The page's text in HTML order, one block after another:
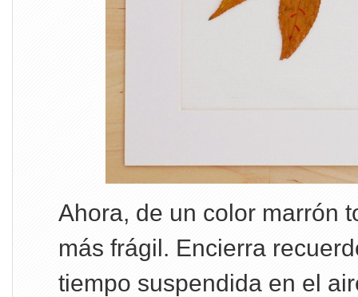
Ahora, de un color marrón
más frágil. Encierra
tiempo suspendida en el